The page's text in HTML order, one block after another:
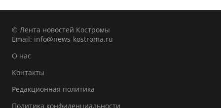
© Лента новостей Костромы
Email: info@news-kostroma.ru
О нас
Контакты
Редакционная политика
Политика конфиденциальности